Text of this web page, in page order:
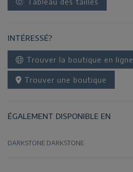
INTÉRESSÉ?
Trouver la boutique en ligne
Trouver une boutique
ÉGALEMENT DISPONIBLE EN
DARKSTONE DARKSTONE